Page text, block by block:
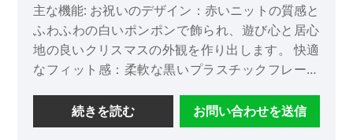
主な機能: お祝いのデザイン：赤いニットの質感と
ふわふわの白いポンポンで飾られ、遊び心と居心
地の良いクリスマスの外観を作り出します。 快適
なフィット感：柔軟な黒いプラスチックフレーム
かりと優しくフィットします。 多彩なスタイル：
プリンセススタイルの魅力と季節のセンスを融合
続きを読む お問い合わせを送信